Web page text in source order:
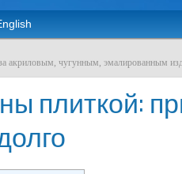
акриловым, чугунным, эмалированным
плиткой: